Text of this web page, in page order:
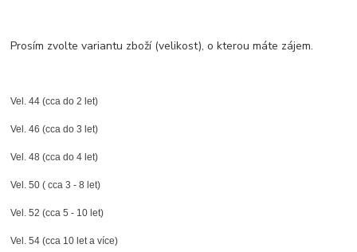
Prosím zvolte variantu zboží (velikost), o kterou máte zájem.
Vel. 44 (cca do 2 let)
Vel. 46 (cca do 3 let)
Vel. 48 (cca do 4 let)
Vel. 50 ( cca 3 - 8 let)
Vel. 52 (cca 5 - 10 let)
Vel. 54 (cca 10 let a více)